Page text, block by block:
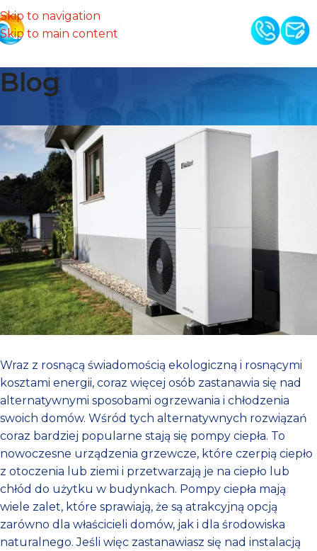
Skip to navigation
Skip to main content
Blog
Pompy ciepła Olsztyn
Wraz z rosnącą świadomością ekologiczną i rosnącymi
kosztami energii, coraz więcej osób zastanawia się nad
alternatywnymi sposobami ogrzewania i chłodzenia
swoich domów. Wśród tych alternatywnych rozwiązań
coraz bardziej popularne stają się pompy ciepła. To
nowoczesne urządzenia grzewcze, które czerpią ciepło
z otoczenia lub ziemi i przetwarzają je na ciepło lub
chłód do użytku w budynkach. Pompy ciepła mają
wiele zalet, które sprawiają, że są atrakcyjną opcją
zarówno dla właścicieli domów, jak i dla środowiska
naturalnego. Jeśli więc zastanawiasz się nad instalacją